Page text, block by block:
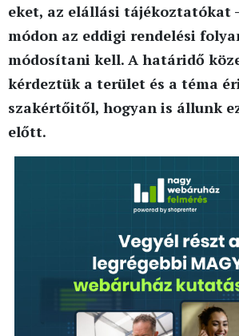
eket, az elállási tájékoztatókat
módon az eddigi rendelési
módosítani kell. A határidő
kérdeztük a terület és a téma
szakértőitől, hogyan is állunk
előtt.